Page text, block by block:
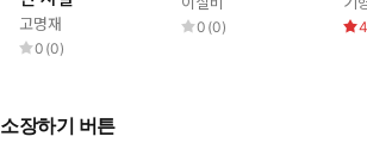
-「내 마음의 실루엣」 전문
계에서 피는 꽃이 가장 위험하고 아름답다. 부
고명재
0 (0)
0 (0)
소장하기 버튼